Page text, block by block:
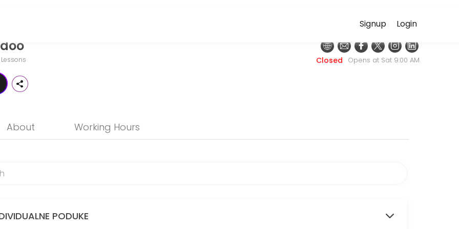
Login
Signup
Our experienced educators create engaging learning experiences. Book a session online to get started.
u uredu tvrtke Parametar doo u Splitu
za studente - live (u&#x17e;ivo)
2 do 5 polaznika u uredu tvrtke Parametar doo u Splitu
Closed Opens at Sat 9:00 AM
About Working Hours
PODUKE